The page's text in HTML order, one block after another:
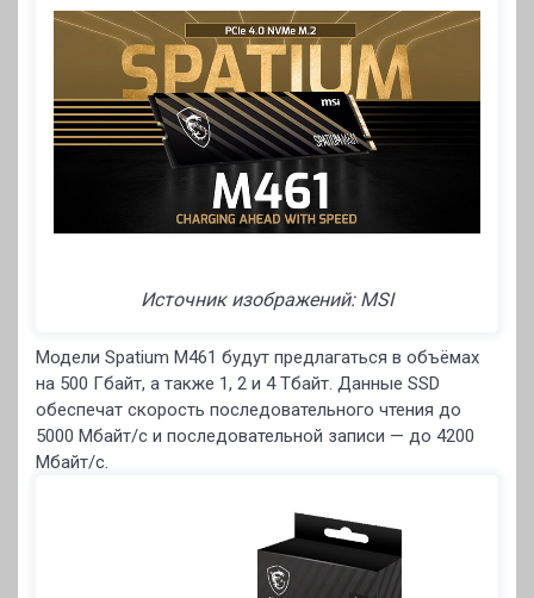
Источник изображений: MSI
Модели Spatium M461 будут предлагаться в объёмах
на 500 Гбайт, а также 1, 2 и 4 Тбайт. Данные SSD
обеспечат скорость последовательного чтения до
5000 Мбайт/с и последовательной записи — до 4200
Мбайт/с.